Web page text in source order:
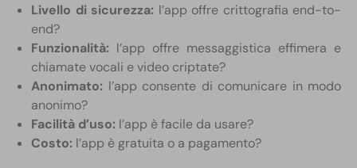
Livello di sicurezza: l’app offre crittografia end-to-
end?
Funzionalità: l’app offre messaggistica effimera e
chiamate vocali e video criptate?
Anonimato: l’app consente di comunicare in modo
anonimo?
Facilità d’uso: l’app è facile da usare?
Costo: l’app è gratuita o a pagamento?